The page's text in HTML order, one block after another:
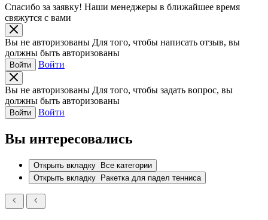
Спасибо за заявку! Наши менеджеры в ближайшее время
свяжутся с вами
Вы не авторизованы Для того, чтобы написать отзыв, вы
должны быть авторизованы
Войти Войти
Вы не авторизованы Для того, чтобы задать вопрос, вы
должны быть авторизованы
Войти Войти
Вы интересовались
Открыть вкладку
Все категории
Открыть вкладку
Ракетка для падел тенниса